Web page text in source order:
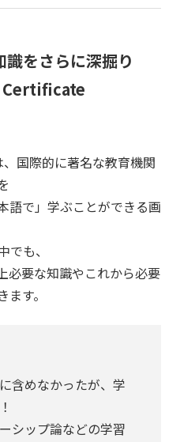
をさらに深掘り
Certificate
国際的に著名な教育機関
語で」学ぶことができる画
でも、
必要な知識やこれから必要
す。
含めなかったが、学
シップ論などの学習